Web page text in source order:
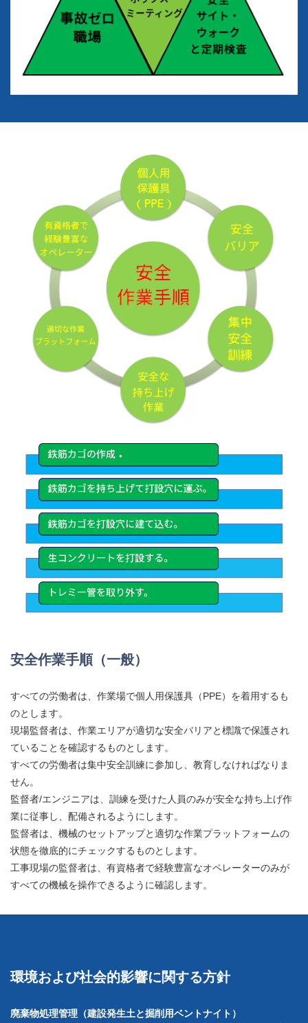
安全作業手順（一般）
すべての労働者は、作業場で個人用保護具（PPE）を着用するも
のとします。
現場監督者は、作業エリアが適切な安全バリアと標識で保護され
ていることを確認するものとします。
すべての労働者は集中安全訓練に参加し、教育しなければなりま
せん。
監督者/エンジニアは、訓練を受けた人員のみが安全な持ち上げ作
業に従事し、配備されるようにします。
監督者は、機械のセットアップと適切な作業プラットフォームの
状態を徹底的にチェックするものとします。
工事現場の監督者は、有資格者で経験豊富なオペレーターのみが
すべての機械を操作できるように確認します。
環境および社会的影響に関する方針
廃棄物処理管理（建設発生土と掘削用ベントナイト）